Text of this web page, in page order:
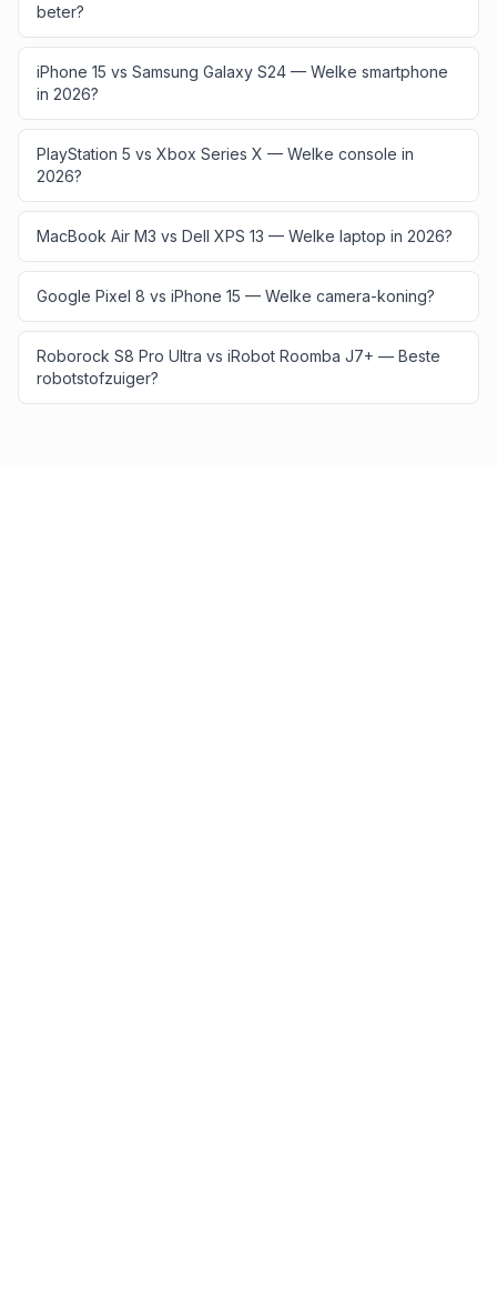
beter?
iPhone 15 vs Samsung Galaxy S24 — Welke smartphone
in 2026?
PlayStation 5 vs Xbox Series X — Welke console in
2026?
MacBook Air M3 vs Dell XPS 13 — Welke laptop in 2026?
Google Pixel 8 vs iPhone 15 — Welke camera-koning?
Roborock S8 Pro Ultra vs iRobot Roomba J7+ — Beste
robotstofzuiger?